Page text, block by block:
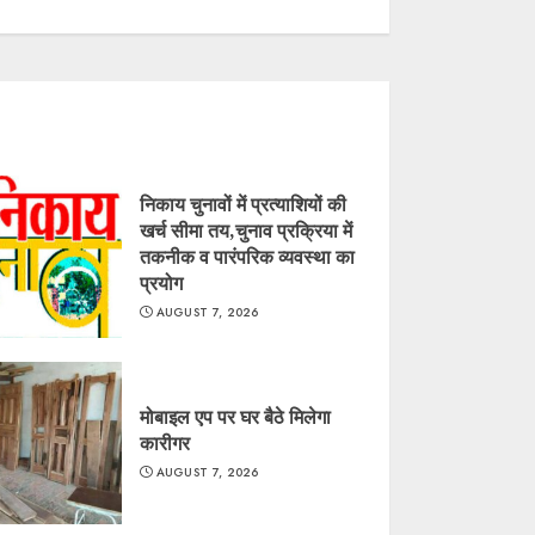
निकाय चुनावों में प्रत्याशियों की
खर्च सीमा तय,चुनाव प्रक्रिया में
तकनीक व पारंपरिक व्यवस्था का
प्रयोग
AUGUST 7, 2026
मोबाइल एप पर घर बैठे मिलेगा
कारीगर
AUGUST 7, 2026